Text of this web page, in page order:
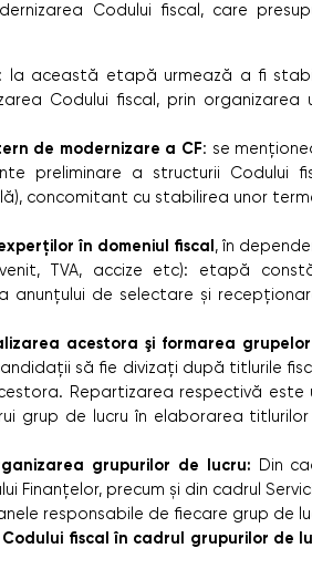
Codului fiscal, care
: la această etapă urmează a fi
Codului fiscal, prin organizarea
de modernizare a CF: se
preliminare a structurii Codului
concomitant cu stabilirea unor
în domeniul fiscal, în
TVA, accize etc): etapă
anunțului de selectare și
acestora şi formarea
să fie divizaţi după titlurile
Repartizarea respectivă este
grup de lucru în elaborarea titlurilor
grupurilor de lucru:
Din
Finanțelor, precum și din cadrul
responsabile de fiecare grup de
fiscal în cadrul grupurilor de